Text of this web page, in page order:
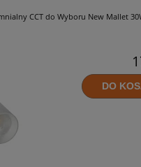
CCT do Wyboru New Mallet
DO